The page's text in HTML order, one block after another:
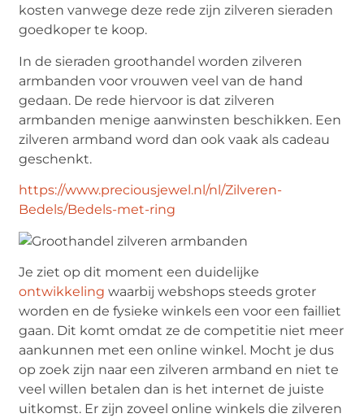
kosten vanwege deze rede zijn zilveren sieraden
goedkoper te koop.
In de sieraden groothandel worden zilveren
armbanden voor vrouwen veel van de hand
gedaan. De rede hiervoor is dat zilveren
armbanden menige aanwinsten beschikken. Een
zilveren armband word dan ook vaak als cadeau
geschenkt.
https://www.preciousjewel.nl/nl/Zilveren-
Bedels/Bedels-met-ring
Je ziet op dit moment een duidelijke
ontwikkeling waarbij webshops steeds groter
worden en de fysieke winkels een voor een failliet
gaan. Dit komt omdat ze de competitie niet meer
aankunnen met een online winkel. Mocht je dus
op zoek zijn naar een zilveren armband en niet te
veel willen betalen dan is het internet de juiste
uitkomst. Er zijn zoveel online winkels die zilveren